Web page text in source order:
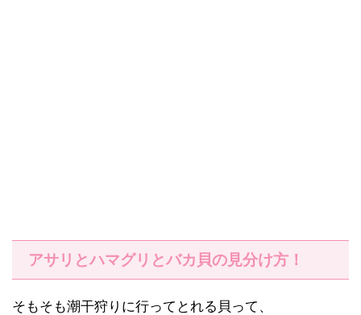
アサリとハマグリとバカ貝の見分け方！
そもそも潮干狩りに行ってとれる貝って、